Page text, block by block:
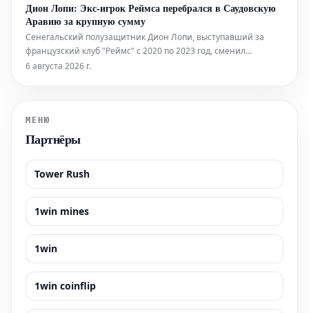
трансферу, который остается абсолютным приоритетом для
каталонского клуба этим
Дион Лопи: Экс-игрок Реймса перебрался в Саудовскую
Аравию за крупную сумму
Сенегальский полузащитник Дион Лопи, выступавший за
французский клуб "Реймс" с 2020 по 2023 год, сменил
команду. 24-летний футболист подписал контракт с клубом
6 августа 2026 г.
МЕНЮ
Партнёры
Tower Rush
1win mines
1win
1win coinflip